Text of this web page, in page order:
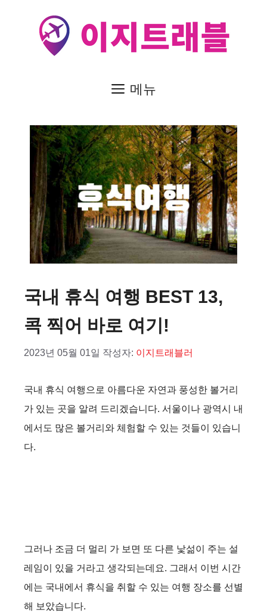
메뉴
국내 휴식 여행 BEST 13,
콕 찍어 바로 여기!
2023년 05월 01일 작성자: 이지트래블러
국내 휴식 여행으로 아름다운 자연과 풍성한 볼거리
가 있는 곳을 알려 드리겠습니다. 서울이나 광역시 내
에서도 많은 볼거리와 체험할 수 있는 것들이 있습니
다.
그러나 조금 더 멀리 가 보면 또 다른 낯섦이 주는 설
레임이 있을 거라고 생각되는데요. 그래서 이번 시간
에는 국내에서 휴식을 취할 수 있는 여행 장소를 선별
해 보았습니다.